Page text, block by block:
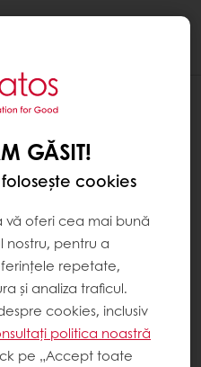
GĂSIT!
cookies
vă oferi cea mai bună
pentru a
repetate,
și analiza traficul.
cookies, inclusiv
politica noastră
pe „Accept toate